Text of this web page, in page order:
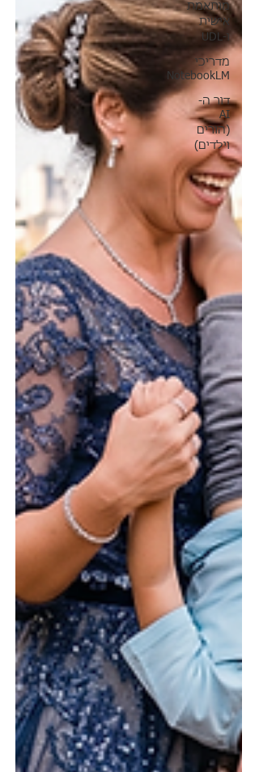
מותאמת
אישית
ו-UDL
מדריכי
NotebookLM
דור ה-
AI
(הורים
וילדים)